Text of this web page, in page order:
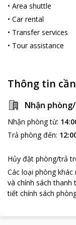
• Area shuttle
• Car rental
• Transfer services
• Tour assistance
Thông tin
Nhận
Nhận phòng từ:
Trả phòng đến:
Hủy đặt phòng/trả
Các loại phòng
và chính sách thanh
tiết chính sách